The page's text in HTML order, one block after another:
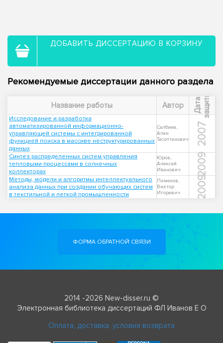
ДОБАВИТЬ ДИССЕРТАЦИЮ В КОРЗИНУ
Рекомендуемые диссертации данного раздела
Название работы Автор Д
а
т
а
з
а
щ
и
т ы
Исследование и разработка
автоматизированной информационно-
управляющей системы с интегрированной
функцией поиска в массиве неструктурированных
данных
Салбиев,
Алан
Тасолтанович
2007
Синтез распределенных систем управления
тепловыми процессами в солнечных
коллекторах
Юров,
Алексей
Иванович
2009
Методы, модели и алгоритмы интеллектуального
анализа данных при создании обучающих систем
в текстильной и легкой промышленности
Пименов,
Виктор
Игоревич
2009
ФОРМА ОБРАТНОЙ СВЯЗИ
2014 -2026 New-disser.ru ©
Электронная библиотека диссертаций ФЛ Иванов Е О
Оплата, доставка, условия возврата